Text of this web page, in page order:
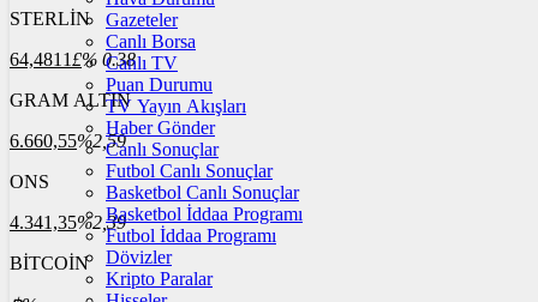
STERLİN
64,4811£% 0.38
GRAM ALTIN
6.660,55%2,59
ONS
4.341,35%2,39
BİTCOİN
Gazeteler
Canlı Borsa
Canlı TV
Puan Durumu
TV Yayın Akışları
Haber Gönder
Canlı Sonuçlar
Futbol Canlı Sonuçlar
Basketbol Canlı Sonuçlar
Basketbol İddaa Programı
Futbol İddaa Programı
Dövizler
Kripto Paralar